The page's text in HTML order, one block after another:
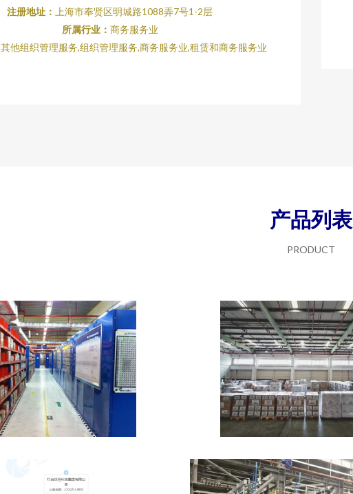
注册地址：
上海市奉贤区明城路1088弄7号1-2层
所属行业： 商务服务业
其他组织管理服务,组织管理服务,商务服务业,租赁和商务服务业
产品列表
PRODUCT